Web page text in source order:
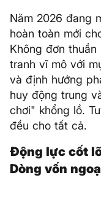
Năm 2026 đang
hoàn toàn mới
Không đơn
tranh vĩ mô với
và định hướng
huy động trung
chơi" khổng lồ.
đều cho tất cả.
Động lực cốt
Dòng vốn